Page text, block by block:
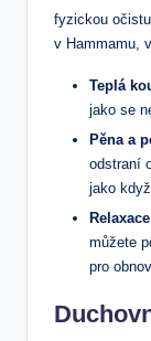
fyzickou
v Hammamu,
Teplá
jako se
Pěna a
odstraní
jako
můžete
pro⁢